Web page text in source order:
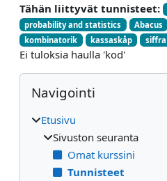
Tähän liittyvät tunnisteet:
probability and statistics
Abacus
kombinatorik
kassaskåp siffra
Ei tuloksia haulla 'kod'
Lohkot
Ohita Navigointi
Navigointi
Etusivu
Sivuston seuranta
Omat kurssini
Tunnisteet